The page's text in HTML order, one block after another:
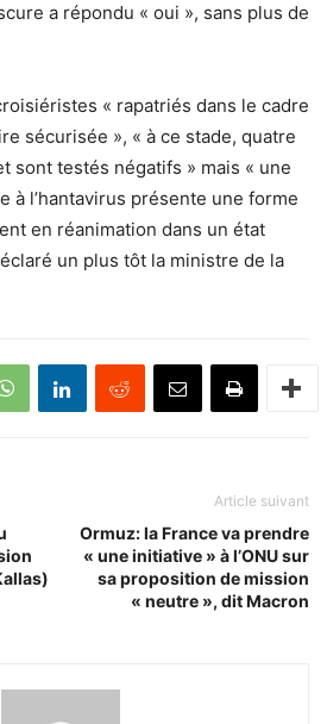
a répondu « oui », sans plus de
« rapatriés dans le cadre
sécurisée », « à ce stade, quatre
sont testés négatifs » mais « une
à l’hantavirus présente une forme
en réanimation dans un état
un plus tôt la ministre de la
Article suivant
Ormuz: la France va prendre
« une initiative » à l’ONU sur
sa proposition de mission
« neutre », dit Macron